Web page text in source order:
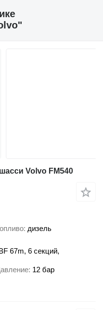
Volvo FM540
дизель
67m, 6 секций,
12 бар